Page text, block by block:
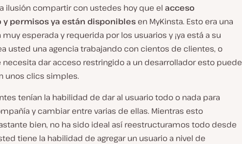
ilusión compartir con ustedes hoy que el acceso
permisos ya están disponibles en MyKinsta. Esto era una
esperada y requerida por los usuarios y ¡ya está a su
usted una agencia trabajando con cientos de clientes, o
dar acceso restringido a un desarrollador esto puede
unos clics simples.
tenían la habilidad de dar al usuario todo o nada para
y cambiar entre varias de ellas. Mientras esto
bien, no ha sido ideal así reestructuramos todo desde
tiene la habilidad de agregar un usuario a nivel de